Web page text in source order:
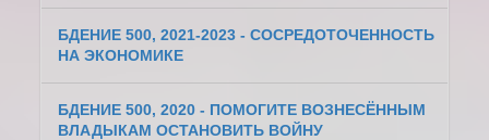
БДЕНИЕ 500, 2021-2023 - СОСРЕДОТОЧЕННОСТЬ
НА ЭКОНОМИКЕ
БДЕНИЕ 500, 2020 - ПОМОГИТЕ ВОЗНЕСЁННЫМ
ВЛАДЫКАМ ОСТАНОВИТЬ ВОЙНУ